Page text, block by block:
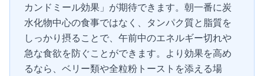
カンドミール効果」が期待できます。朝一番に炭
水化物中心の食事ではなく、タンパク質と脂質を
しっかり摂ることで、午前中のエネルギー切れや
急な食欲を防ぐことができます。より効果を高め
るなら、ベリー類や全粒粉トーストを添える場